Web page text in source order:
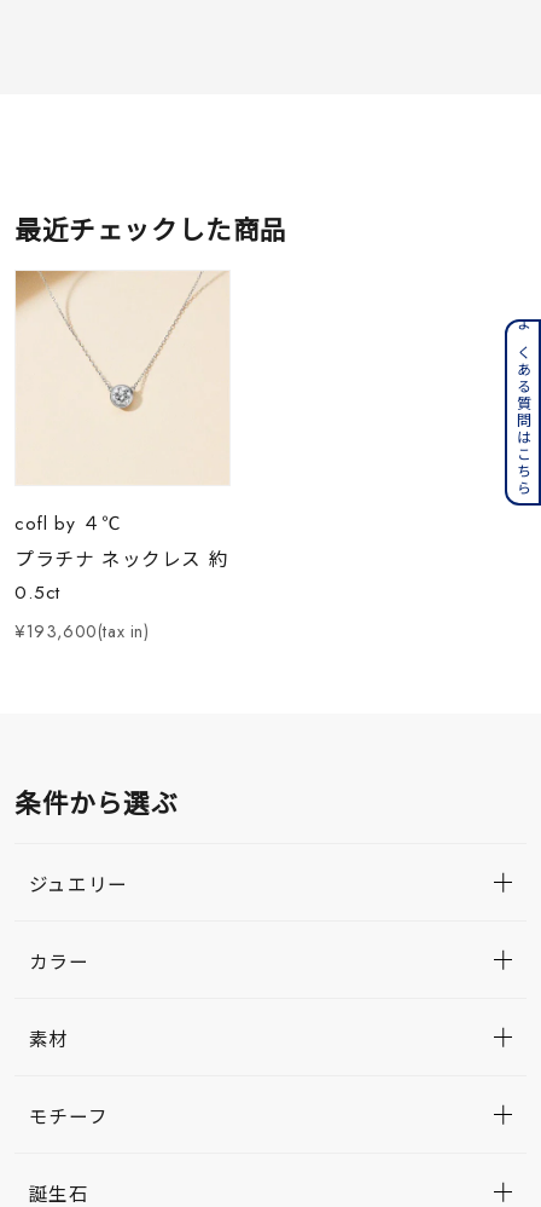
最近チェックした商品
cofl by ４℃
プラチナ ネックレス 約
0.5ct
¥193,600(tax in)
条件から選ぶ
ジュエリー
カラー
素材
モチーフ
誕生石
よくある質問はこちら